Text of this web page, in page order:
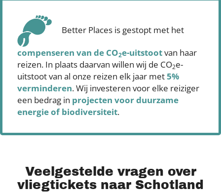
Better Places is gestopt met het
compenseren van de CO2e-uitstootvan haar
reizen. In plaats daarvan willen wij de CO2e-
uitstoot van al onze reizen elk jaar met5%
verminderen. Wij investeren voor elke reiziger
een bedrag in projecten voor duurzame
energie of biodiversiteit.
Veelgestelde vragen over
vliegtickets naar Schotland